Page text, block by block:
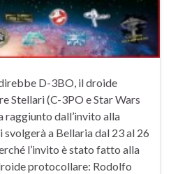
D-3BO, il droide
Stellari (C-3PO e Star Wars
raggiunto dall’invito alla
a Bellaria dal 23 al 26
l’invito è stato fatto alla
protocollare: Rodolfo